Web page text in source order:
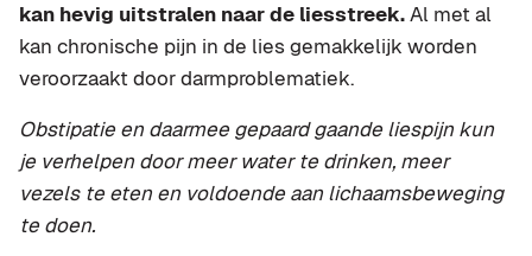
kan hevig uitstralen naar de liesstreek.Al met al
kan chronische pijn in de lies gemakkelijk worden
veroorzaakt door darmproblematiek.
Obstipatie en daarmee gepaard gaande liespijn kun
je verhelpen door meer water te drinken, meer
vezels te eten en voldoende aan lichaamsbeweging
te doen.